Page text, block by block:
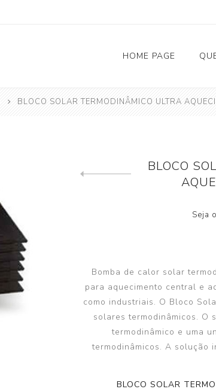
HOME PAGE
Solar Fotovoltaico
Bombas de Calor
Bomba de Calor II
BLOCO SOLAR TERMODINÂMICO ULTRA
BLOCO
Seja
Bomba de calor solar
para aquecimento central e
como industriais. O Bloco
solares termodinâmicos. O
termodinâmico e uma
termodinâmicos. A solução
BLOCO SOLAR